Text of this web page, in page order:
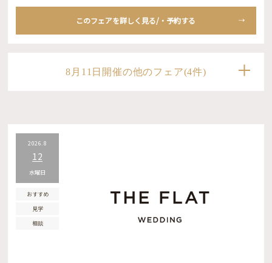
このフェアを詳しく見る/・予約する
8月11日開催の他のフェア(4件)
2026.8
12
水曜日
おすすめ
見学
相談